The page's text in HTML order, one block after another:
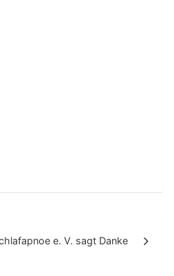
e. V. sagt Danke